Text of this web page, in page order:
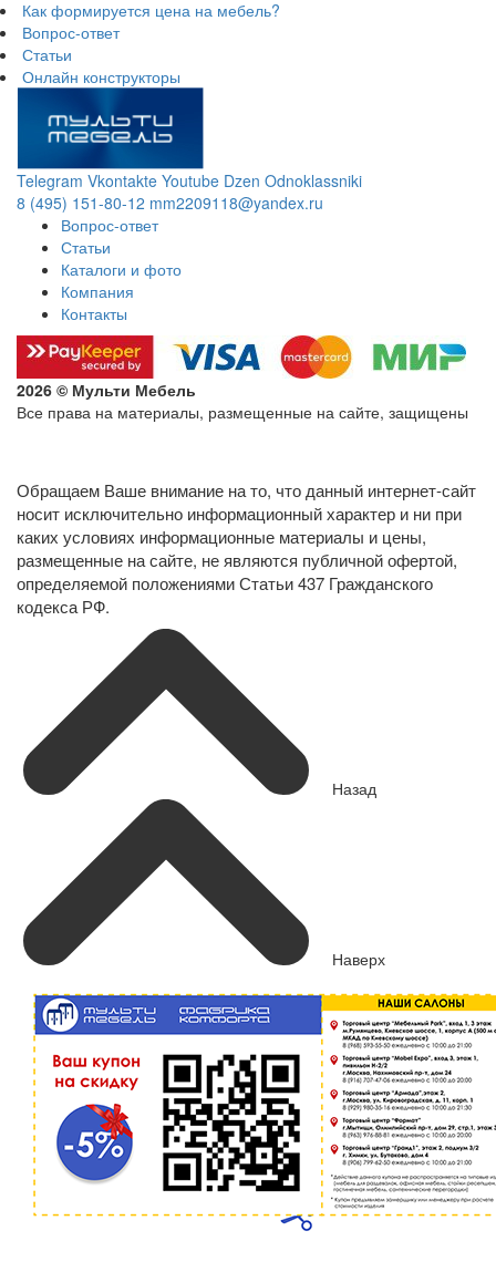
Как формируется цена на мебель?
Вопрос-ответ
Статьи
Онлайн конструкторы
Telegram Vkontakte Youtube Dzen Odnoklassniki
8 (495) 151-80-12 mm2209118@yandex.ru
Вопрос-ответ
Статьи
Каталоги и фото
Компания
Контакты
2026 © Мульти Мебель
Все права на материалы, размещенные на сайте, защищены
Обращаем Ваше внимание на то, что данный интернет-сайт
носит исключительно информационный характер и ни при
каких условиях информационные материалы и цены,
размещенные на сайте, не являются публичной офертой,
определяемой положениями Статьи 437 Гражданского
кодекса РФ.
Назад
Наверх